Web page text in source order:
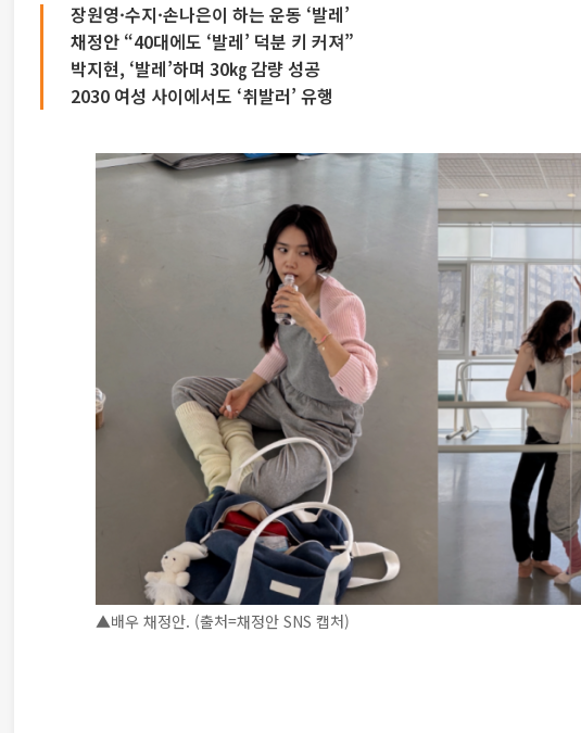
장원영·수지·손나은이 하는 운동 ‘발레’
채정안 “40대에도 ‘발레’ 덕분 키 커져”
박지현, ‘발레’하며 30㎏ 감량 성공
2030 여성 사이에서도 ‘취발러’ 유행
▲배우 채정안. (출처=채정안 SNS 캡처)